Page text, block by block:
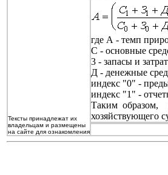
Тексты принадлежат их
владельцам и размещены
на сайте для ознакомления
где А - темп
С - основные
3 - запасы и
Д - денежные
индекс "0" -
индекс "1" -
Таким образом,
хозяйствующего